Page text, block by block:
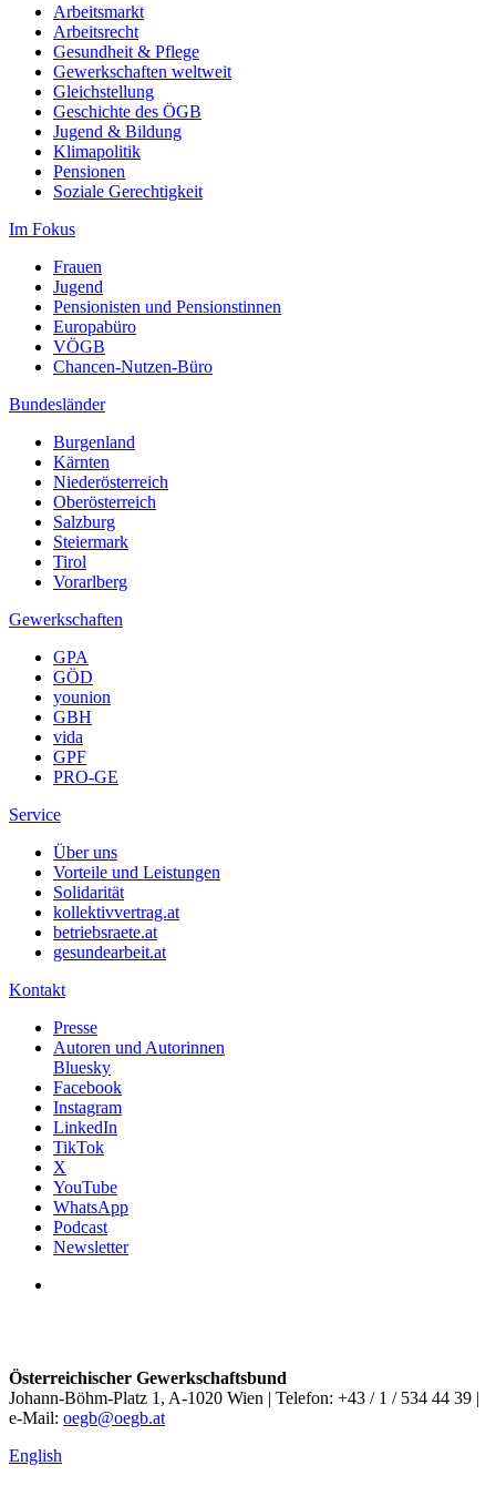
Arbeitsmarkt
Arbeitsrecht
Gesundheit & Pflege
Gewerkschaften weltweit
Gleichstellung
Geschichte des ÖGB
Jugend & Bildung
Klimapolitik
Pensionen
Soziale Gerechtigkeit
Im Fokus
Frauen
Jugend
Pensionisten und Pensionstinnen
Europabüro
VÖGB
Chancen-Nutzen-Büro
Bundesländer
Burgenland
Kärnten
Niederösterreich
Oberösterreich
Salzburg
Steiermark
Tirol
Vorarlberg
Gewerkschaften
GPA
GÖD
younion
GBH
vida
GPF
PRO-GE
Service
Über uns
Vorteile und Leistungen
Solidarität
kollektivvertrag.at
betriebsraete.at
gesundearbeit.at
Kontakt
Presse
Autoren und Autorinnen
Bluesky
Facebook
Instagram
LinkedIn
TikTok
X
YouTube
WhatsApp
Podcast
Newsletter
Österreichischer Gewerkschaftsbund
Johann-Böhm-Platz 1, A-1020 Wien | Telefon: +43 / 1 / 534 44 39 |
e-Mail: oegb@oegb.at
English